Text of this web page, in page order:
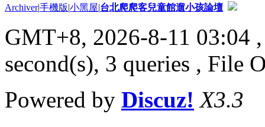
Archiver|手機版|小黑屋|台北爬爬客兒童館遛小孩論壇
GMT+8, 2026-8-11 03:04
second(s), 3 queries , File
Powered by Discuz! X3.3